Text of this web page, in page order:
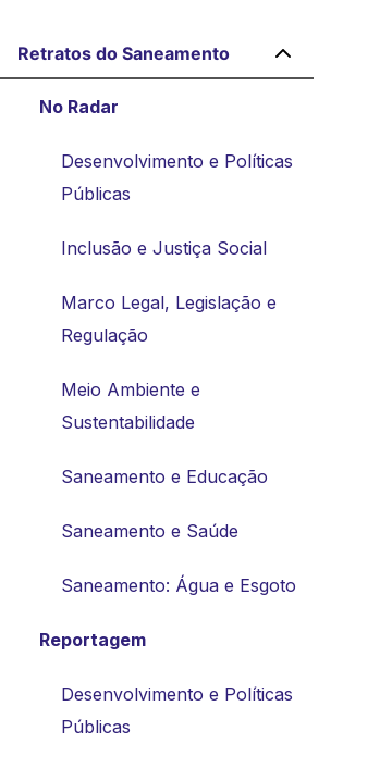
Retratos do Saneamento
No Radar
Desenvolvimento e Políticas
Públicas
Inclusão e Justiça Social
Marco Legal, Legislação e
Regulação
Meio Ambiente e
Sustentabilidade
Saneamento e Educação
Saneamento e Saúde
Saneamento: Água e Esgoto
Reportagem
Desenvolvimento e Políticas
Públicas